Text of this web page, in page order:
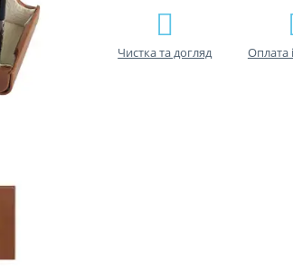
Чистка та догляд Оплата